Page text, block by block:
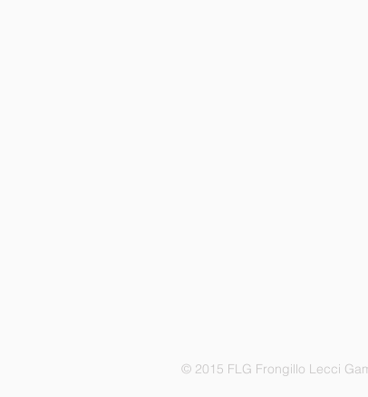
© 2015 FLG Frongillo Lecci